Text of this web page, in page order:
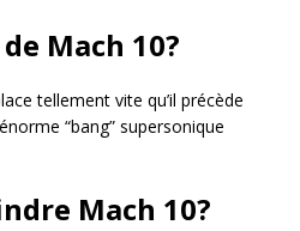
Mach 10?
tellement vite qu’il précède
“bang” supersonique
Mach 10?